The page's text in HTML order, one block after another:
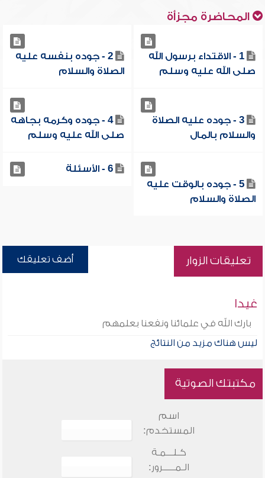
المحاضرة مجزأة
1 - الاقتداء برسول الله
صلى الله عليه وسلم
2 - جوده بنفسه عليه
الصلاة والسلام
3 - جوده عليه الصلاة
والسلام بالمال
4 - جوده وكرمه بجاهه
صلى الله عليه وسلم
5 - جوده بالوقت عليه
الصلاة والسلام
6 - الأسئلة
تعليقات الزوار أضف تعليقك
غيدا
بارك الله في علمائنا ونفعنا بعلمهم
ليس هناك مزيد من النتائج
مكتبتك الصوتية
اسم
المستخدم:
كـلـــمـة
الـمـــــرور: